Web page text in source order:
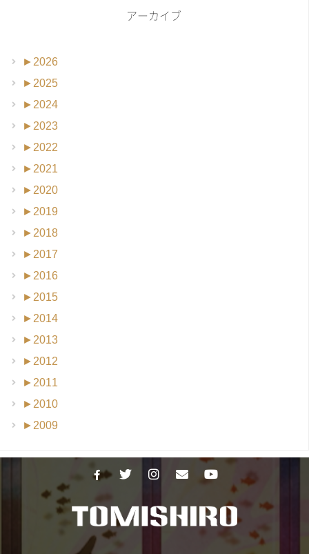
アーカイブ
► 2026
► 2025
► 2024
► 2023
► 2022
► 2021
► 2020
► 2019
► 2018
► 2017
► 2016
► 2015
► 2014
► 2013
► 2012
► 2011
► 2010
► 2009